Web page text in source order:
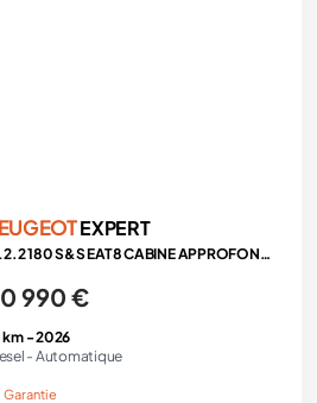
EXPERT
XL 2.2 180 S&S EAT8 CABINE APPROFONDIE 5 PLACES + PREMIUM CONNECT + ATTELAGE + HABILLAGE
990 €
km -2026
- Automatique
Garantie